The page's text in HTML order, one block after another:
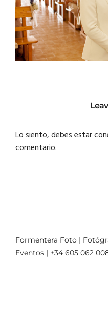
Lo siento, debes estar
comentario.
Formentera Foto |
Eventos | +34 605 062